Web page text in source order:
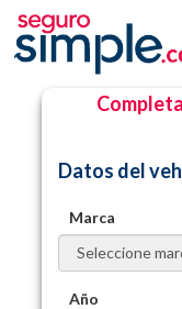
Datos del
Marca
Año